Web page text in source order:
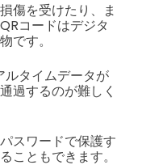
傷を受けたり、ま
コードはデジタ
です。
ルタイムデータが
過するのが難しく
スワードで保護す
こともできます。